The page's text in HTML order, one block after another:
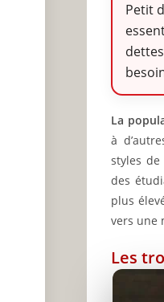
Petit
La
à
styles
des
plus
vers une
Les